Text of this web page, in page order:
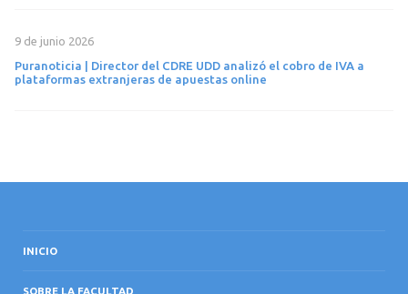
9 de junio 2026
Puranoticia | Director del CDRE UDD analizó el cobro de IVA a
plataformas extranjeras de apuestas online
INICIO
SOBRE LA FACULTAD